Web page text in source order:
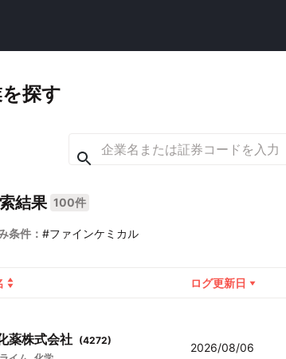
探す
結果 100件
条件： #ファインケミカル
ログ更新日
薬株式会社 (4272)
2026/08/06